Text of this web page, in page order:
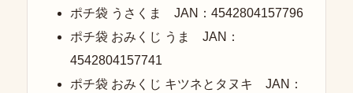
ポチ袋 うさくま JAN：4542804157796
ポチ袋 おみくじ うま JAN：
4542804157741
ポチ袋 おみくじ キツネとタヌキ JAN：